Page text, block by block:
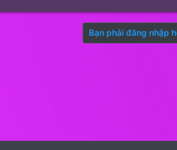
Bạn phải đăng nhập